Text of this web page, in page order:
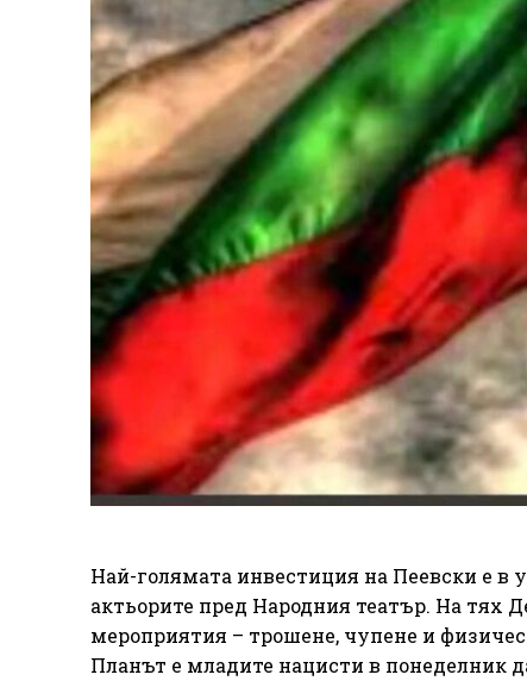
Най-голямата инвестиция на Пеевски е в
актьорите пред Народния театър. На тях
мероприятия – трошене, чупене и
Планът е младите нацисти в понеделник